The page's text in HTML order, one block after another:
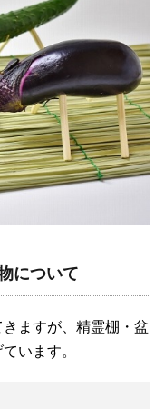
について
ますが、精霊棚・盆
います。